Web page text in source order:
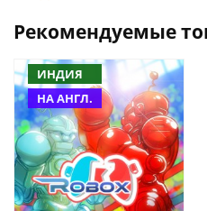
Рекомендуемые
ИНДИЯ
НА АНГЛ.